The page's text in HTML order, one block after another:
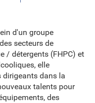
d'un groupe
secteurs de
/ détergents (FHPC) et
elle
dirigeants dans la
talents pour
des